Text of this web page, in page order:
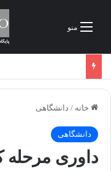
منو
خانه / دانشگاهی
دانشگاهی
داوری